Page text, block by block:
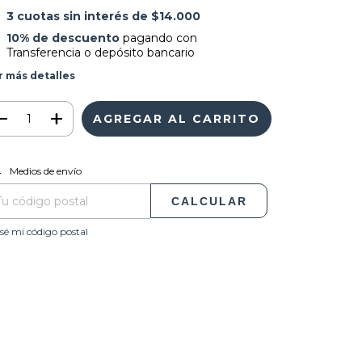
3 cuotas sin interés de $14.000
10% de descuentopagando con
Transferencia o depósito bancario
más detalles
para el CP:
Medios de envío
CALCULAR
mi código postal